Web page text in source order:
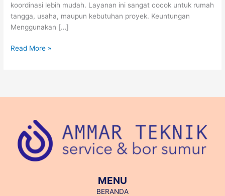
koordinasi lebih mudah. Layanan ini sangat cocok untuk rumah
tangga, usaha, maupun kebutuhan proyek. Keuntungan
Menggunakan […]
Read More »
MENU
BERANDA